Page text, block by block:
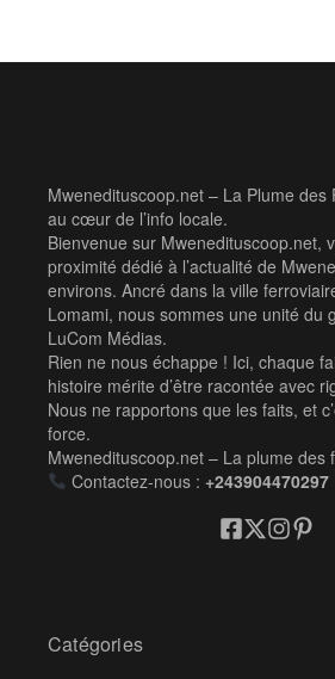
Mwenedituscoop.net – La Plume des
au cœur de l’info locale.
Bienvenue sur Mwenedituscoop.net,
proximité dédié à l’actualité de
environs. Ancré dans la ville
Lomami, nous sommes une unité du
LuCom Médias.
Rien ne nous échappe ! Ici, chaque
histoire mérite d’être racontée avec
Nous ne rapportons que les faits, et
force.
Mwenedituscoop.net – La plume des
Contactez-nous : +243904470297
Catégories